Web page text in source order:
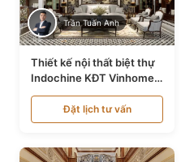
Trần Tuấn Anh
Thiết kế nội thất biệt thự
Indochine KĐT Vinhomes
Ocean Park NT24600
Đặt lịch tư vấn